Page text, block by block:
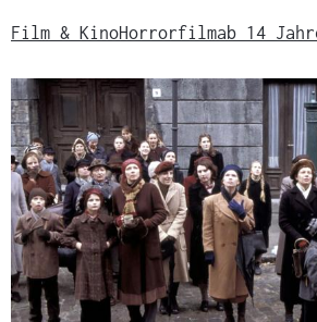
Film & KinoHorrorfilmab 14